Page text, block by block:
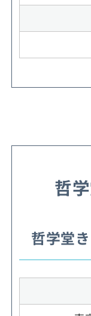
哲
哲学堂